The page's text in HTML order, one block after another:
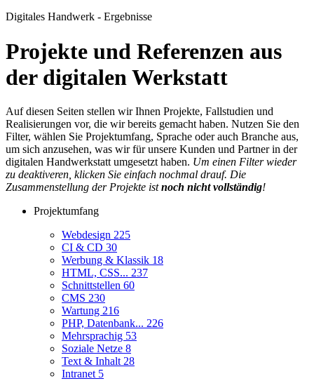
Digitales Handwerk - Ergebnisse
Projekte und Referenzen aus
der digitalen Werkstatt
Auf diesen Seiten stellen wir Ihnen Projekte, Fallstudien und
Realisierungen vor, die wir bereits gemacht haben. Nutzen Sie den
Filter, wählen Sie Projektumfang, Sprache oder auch Branche aus,
um sich anzusehen, was wir für unsere Kunden und Partner in der
digitalen Handwerkstatt umgesetzt haben. Um einen Filter wieder
zu deaktiveren, klicken Sie einfach nochmal drauf. Die
Zusammenstellung der Projekte istnoch nicht vollständig!
Projektumfang
Webdesign 225
CI & CD 30
Werbung & Klassik 18
HTML, CSS... 237
Schnittstellen 60
CMS 230
Wartung 216
PHP, Datenbank... 226
Mehrsprachig 53
Soziale Netze 8
Text & Inhalt 28
Intranet 5